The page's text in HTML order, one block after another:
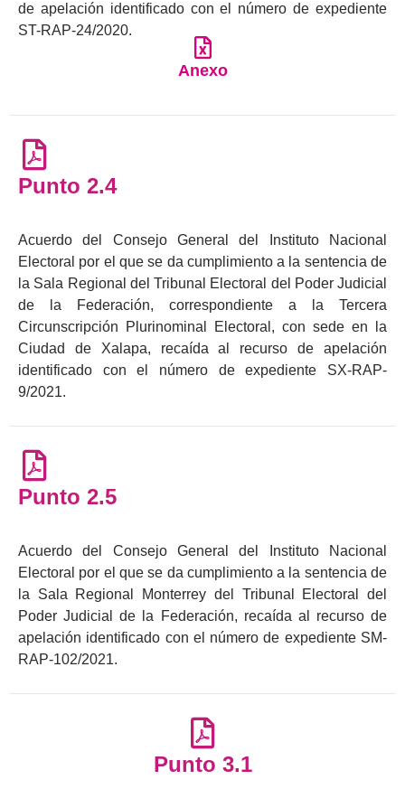
de apelación identificado con el número de expediente
ST-RAP-24/2020.
Anexo
Punto 2.4
Acuerdo del Consejo General del Instituto Nacional
Electoral por el que se da cumplimiento a la sentencia de
la Sala Regional del Tribunal Electoral del Poder Judicial
de la Federación, correspondiente a la Tercera
Circunscripción Plurinominal Electoral, con sede en la
Ciudad de Xalapa, recaída al recurso de apelación
identificado con el número de expediente SX-RAP-
9/2021.
Punto 2.5
Acuerdo del Consejo General del Instituto Nacional
Electoral por el que se da cumplimiento a la sentencia de
la Sala Regional Monterrey del Tribunal Electoral del
Poder Judicial de la Federación, recaída al recurso de
apelación identificado con el número de expediente SM-
RAP-102/2021.
Punto 3.1